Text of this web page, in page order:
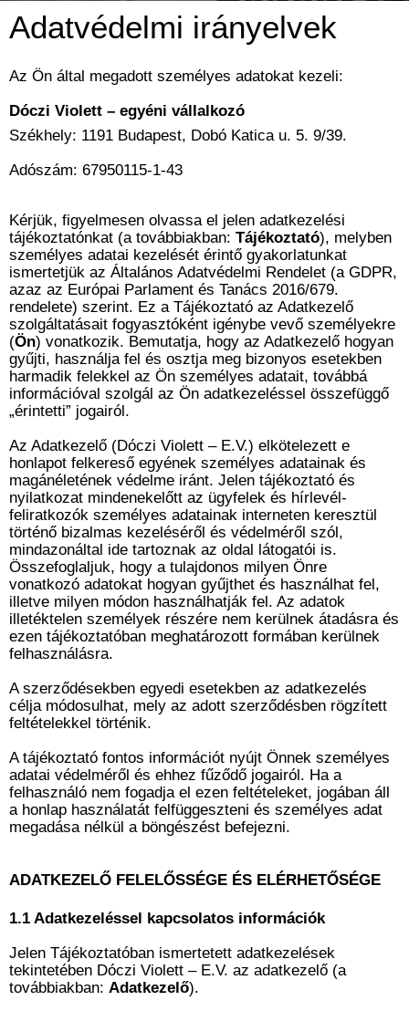
Adatvédelmi irányelvek
Az Ön által megadott személyes adatokat kezeli:
Dóczi Violett – egyéni vállalkozó
Székhely: 1191 Budapest, Dobó Katica u. 5. 9/39.
Adószám: 67950115-1-43
Kérjük, figyelmesen olvassa el jelen adatkezelési
tájékoztatónkat (a továbbiakban: Tájékoztató), melyben
személyes adatai kezelését érintő gyakorlatunkat
ismertetjük az Általános Adatvédelmi Rendelet (a GDPR,
azaz az Európai Parlament és Tanács 2016/679.
rendelete) szerint. Ez a Tájékoztató az Adatkezelő
szolgáltatásait fogyasztóként igénybe vevő személyekre
(Ön) vonatkozik. Bemutatja, hogy az Adatkezelő hogyan
gyűjti, használja fel és osztja meg bizonyos esetekben
harmadik felekkel az Ön személyes adatait, továbbá
információval szolgál az Ön adatkezeléssel összefüggő
„érintetti” jogairól.
Az Adatkezelő (Dóczi Violett – E.V.) elkötelezett e
honlapot felkereső egyének személyes adatainak és
magánéletének védelme iránt. Jelen tájékoztató és
nyilatkozat mindenekelőtt az ügyfelek és hírlevél-
feliratkozók személyes adatainak interneten keresztül
történő bizalmas kezeléséről és védelméről szól,
mindazonáltal ide tartoznak az oldal látogatói is.
Összefoglaljuk, hogy a tulajdonos milyen Önre
vonatkozó adatokat hogyan gyűjthet és használhat fel,
illetve milyen módon használhatják fel. Az adatok
illetéktelen személyek részére nem kerülnek átadásra és
ezen tájékoztatóban meghatározott formában kerülnek
felhasználásra.
A szerződésekben egyedi esetekben az adatkezelés
célja módosulhat, mely az adott szerződésben rögzített
feltételekkel történik.
A tájékoztató fontos információt nyújt Önnek személyes
adatai védelméről és ehhez fűződő jogairól. Ha a
felhasználó nem fogadja el ezen feltételeket, jogában áll
a honlap használatát felfüggeszteni és személyes adat
megadása nélkül a böngészést befejezni.
ADATKEZELŐ FELELŐSSÉGE ÉS ELÉRHETŐSÉGE
1.1 Adatkezeléssel kapcsolatos információk
Jelen Tájékoztatóban ismertetett adatkezelések
tekintetében Dóczi Violett – E.V. az adatkezelő (a
továbbiakban: Adatkezelő).